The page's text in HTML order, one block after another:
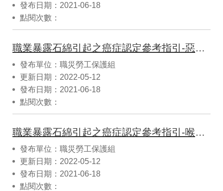
發布日期：2021-06-18
點閱次數：
職業暴露石綿引起之癌症認定參考指引-惡性間皮細胞瘤(11006修正)
發布單位：職災勞工保護組
更新日期：2022-05-12
發布日期：2021-06-18
點閱次數：
職業暴露石綿引起之癌症認定參考指引-喉癌(11006修正)
發布單位：職災勞工保護組
更新日期：2022-05-12
發布日期：2021-06-18
點閱次數：